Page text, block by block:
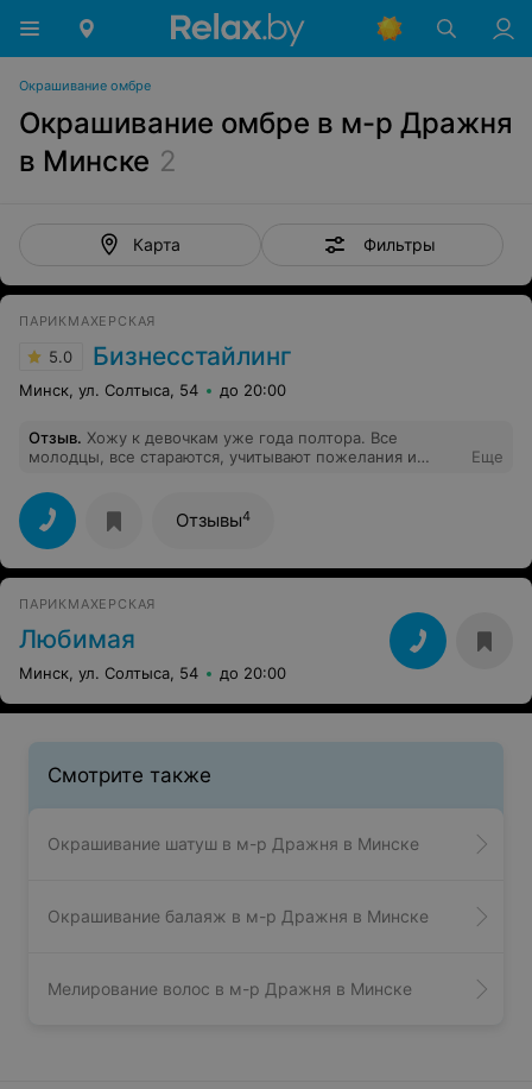
Окрашивание омбре
Окрашивание омбре в м-р Дражня
в Минске 2
Карта Фильтры
ПАРИКМАХЕРСКАЯ
5.0 Бизнесстайлинг
Минск, ул. Солтыса, 54 до 20:00
Отзыв. Хожу к девочкам уже года полтора. Все
молодцы, все стараются, учитывают пожелания и
интерьер, профессиинальные средства (+можно и
купить). Отдельно хочу похвалить Ирочку и Елену.
Еще
Отзывы4
ПАРИКМАХЕРСКАЯ
Любимая
Минск, ул. Солтыса, 54 до 20:00
Смотрите также
Окрашивание шатуш в м-р Дражня в Минске
Окрашивание балаяж в м-р Дражня в Минске
Мелирование волос в м-р Дражня в Минске